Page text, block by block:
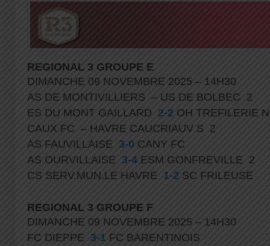
REGIONAL 3 GROUPE E
DIMANCHE 09 NOVEMBRE 2025 – 14H30
AS DE MONTIVILLIERS – US DE BOLBEC 2
ES DU MONT GAILLARD 2-2 OH TREFILERIE
CAUX FC – HAVRE CAUCRIAUV S 2
AS FAUVILLAISE 3-0 CANY FC
AS OURVILLAISE 3-4 ESM GONFREVILLE 2
CS SERV.MUN.LE HAVRE 1-2 SC FRILEUSE
REGIONAL 3 GROUPE F
DIMANCHE 09 NOVEMBRE 2025 – 14H30
FC DIEPPE 3-1 FC BARENTINOIS